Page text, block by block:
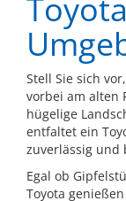
Stell Sie sich
vorbei am alten
hügelige
entfaltet ein
zuverlässig und
Egal ob
Toyota